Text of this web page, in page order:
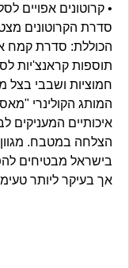
• קרוטונים אפויים
סדרת הקרוטונים
הכוללת: סדרת קמח
תוספות קראנצ'יות
חמוציות ושבבי בצל
המותג הקולינרי
איכותיים המעניקים
הצלחה במטבח.
בישראל מבטיחים
אך בעיקר ליותר